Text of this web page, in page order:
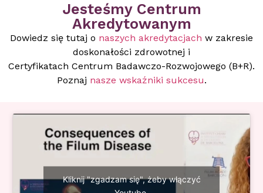
Jesteśmy Centrum
Akredytowanym
Dowiedz się tutaj o naszych akredytacjach w zakresie
doskonałości zdrowotnej i
Certyfikatach Centrum Badawczo-Rozwojowego (B+R).
Poznaj nasze wskaźniki sukcesu.
Kliknij "zgadzam się", żeby włączyć